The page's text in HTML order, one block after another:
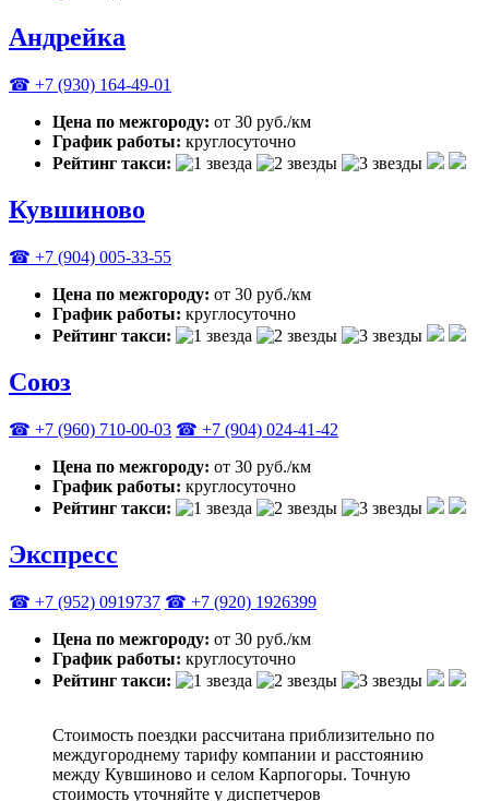
Андрейка
☎ +7 (930) 164-49-01
Цена по межгороду: от 30 руб./км
График работы: круглосуточно
Рейтинг такси:
Кувшиново
☎ +7 (904) 005-33-55
Цена по межгороду: от 30 руб./км
График работы: круглосуточно
Рейтинг такси:
Союз
☎ +7 (960) 710-00-03 ☎ +7 (904) 024-41-42
Цена по межгороду: от 30 руб./км
График работы: круглосуточно
Рейтинг такси:
Экспресс
☎ +7 (952) 0919737 ☎ +7 (920) 1926399
Цена по межгороду: от 30 руб./км
График работы: круглосуточно
Рейтинг такси:
Стоимость поездки рассчитана приблизительно по
междугороднему тарифу компании и расстоянию
между Кувшиново и селом Карпогоры. Точную
стоимость уточняйте у диспетчеров